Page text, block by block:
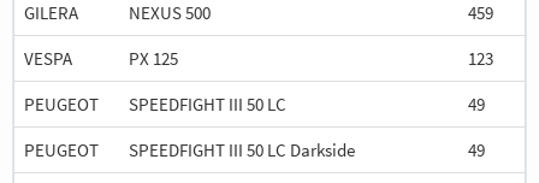
GILERA
NEXUS 500
459
VESPA
PX 125
123
PEUGEOT
SPEEDFIGHT III 50 LC
49
PEUGEOT
SPEEDFIGHT III 50 LC Darkside
49